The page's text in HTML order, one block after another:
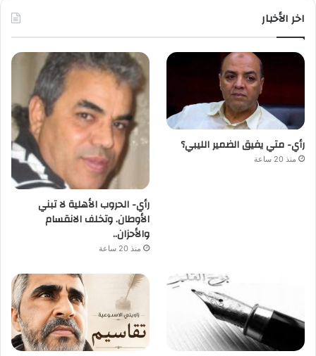
اخر الأخبار
رأي- متي يفيق الضمير الليبي؟
منذ 20 ساعة
رأي- الحروب الأهلية لا تبني
الأوطان. وتخلف الانقسام
والأحزان..
منذ 20 ساعة